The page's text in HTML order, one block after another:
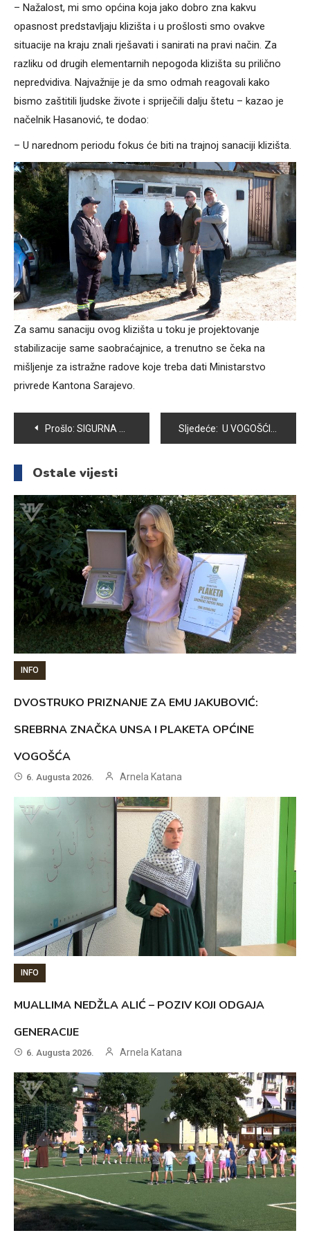
– Nažalost, mi smo općina koja jako dobro zna kakvu
opasnost predstavljaju klizišta i u prošlosti smo ovakve
situacije na kraju znali rješavati i sanirati na pravi način. Za
razliku od drugih elementarnih nepogoda klizišta su prilično
nepredvidiva. Najvažnije je da smo odmah reagovali kako
bismo zaštitili ljudske živote i spriječili dalju štetu – kazao je
načelnik Hasanović, te dodao:
– U narednom periodu fokus će biti na trajnoj sanaciji klizišta.
Za samu sanaciju ovog klizišta u toku je projektovanje
stabilizacije same saobraćajnice, a trenutno se čeka na
mišljenje za istražne radove koje treba dati Ministarstvo
privrede Kantona Sarajevo.
Navigacija
članaka
Prošlo: SIGURNA VOŽNJA I NAKON ZIME OSTAJE PRIORITET Sljedeće: U VOGOŠĆI OBILJEŽEN 6. APRIL DAN OSLOBOĐENJA SARAJEVA
Ostale vijesti
INFO
DVOSTRUKO PRIZNANJE ZA EMU JAKUBOVIĆ:
SREBRNA ZNAČKA UNSA I PLAKETA OPĆINE
VOGOŠĆA
6. Augusta 2026. Arnela Katana
INFO
MUALLIMA NEDŽLA ALIĆ – POZIV KOJI ODGAJA
GENERACIJE
6. Augusta 2026. Arnela Katana